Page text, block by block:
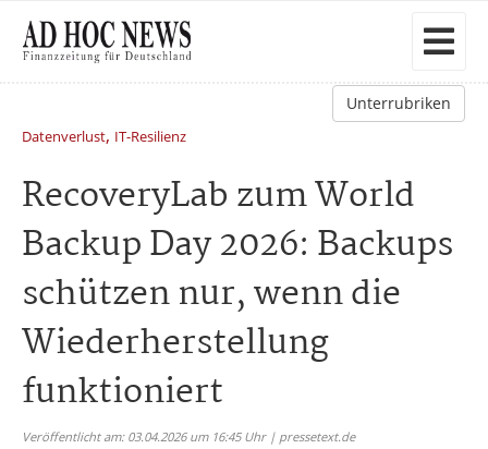
Unterrubriken
Datenverlust, IT-Resilienz
RecoveryLab zum World
Backup Day 2026: Backups
schützen nur, wenn die
Wiederherstellung
funktioniert
Veröffentlicht am: 03.04.2026 um 16:45 Uhr | pressetext.de